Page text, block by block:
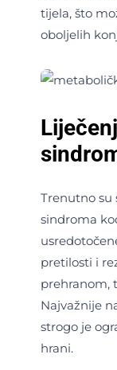
tijela, što
oboljelih
Trenutno su
sindroma
pretilosti i
prehranom,
Najvažnije
strogo je
hrani.